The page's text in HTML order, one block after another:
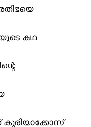
കഥ
കുരിയാക്കോസ്